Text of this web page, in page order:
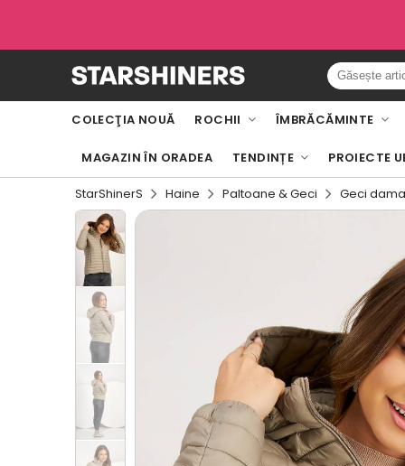
COLECŢIA NOUĂ ROCHII ÎMBRĂCĂMINTE
MAGAZIN ÎN ORADEA TENDINȚE PROIECTE
StarShinerS Haine Paltoane & Geci Geci